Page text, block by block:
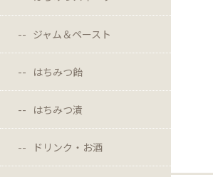
ジャム＆ペースト
はちみつ飴
はちみつ漬
ドリンク・お酒